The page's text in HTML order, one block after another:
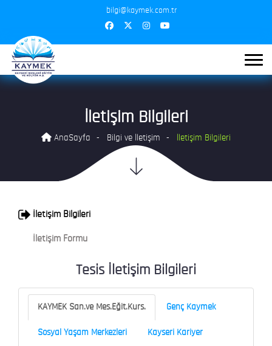
bilgi@kaymek.com.tr
İletişim Bilgileri
AnaSayfa Bilgi ve İletişim İletişim Bilgileri
İletişim Bilgileri
İletişim Formu
Tesis İletişim Bilgileri
KAYMEK San.ve Mes.Eğit.Kurs. Genç Kaymek
Sosyal Yaşam Merkezleri Kayseri Kariyer